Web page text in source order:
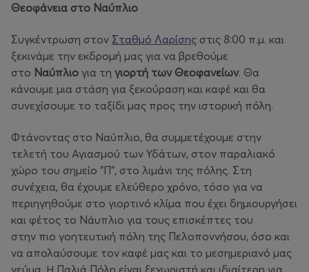
Θεοφάνεια στο Ναύπλιο
Συγκέντρωση στον Σταθμό Λαρίσης στις 8:00 π.μ. και
ξεκινάμε την εκδρομή μας για να βρεθούμε
στο Ναύπλιο για τη γιορτή των Θεοφανείων. Θα
κάνουμε μια στάση για ξεκούραση και καφέ και θα
συνεχίσουμε το ταξίδι μας προς την ιστορική πόλη.
Φτάνοντας στο Ναύπλιο, θα συμμετέχουμε στην
τελετή του Αγιασμού των Υδάτων, στον παραλιακό
χώρο του σημείο "Π", στο λιμάνι της πόλης. Στη
συνέχεια, θα έχουμε ελεύθερο χρόνο, τόσο για να
περιηγηθούμε στο γιορτινό κλίμα που έχει δημιουργήσει
και φέτος το Νάυπλιο για τους επισκέπτες του
στην πιο γοητευτική πόλη της Πελοποννήσου, όσο και
να απολαύσουμε τον καφέ μας και το μεσημεριανό μας